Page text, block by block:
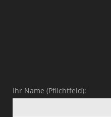
Ihr Name (Pflichtfeld):